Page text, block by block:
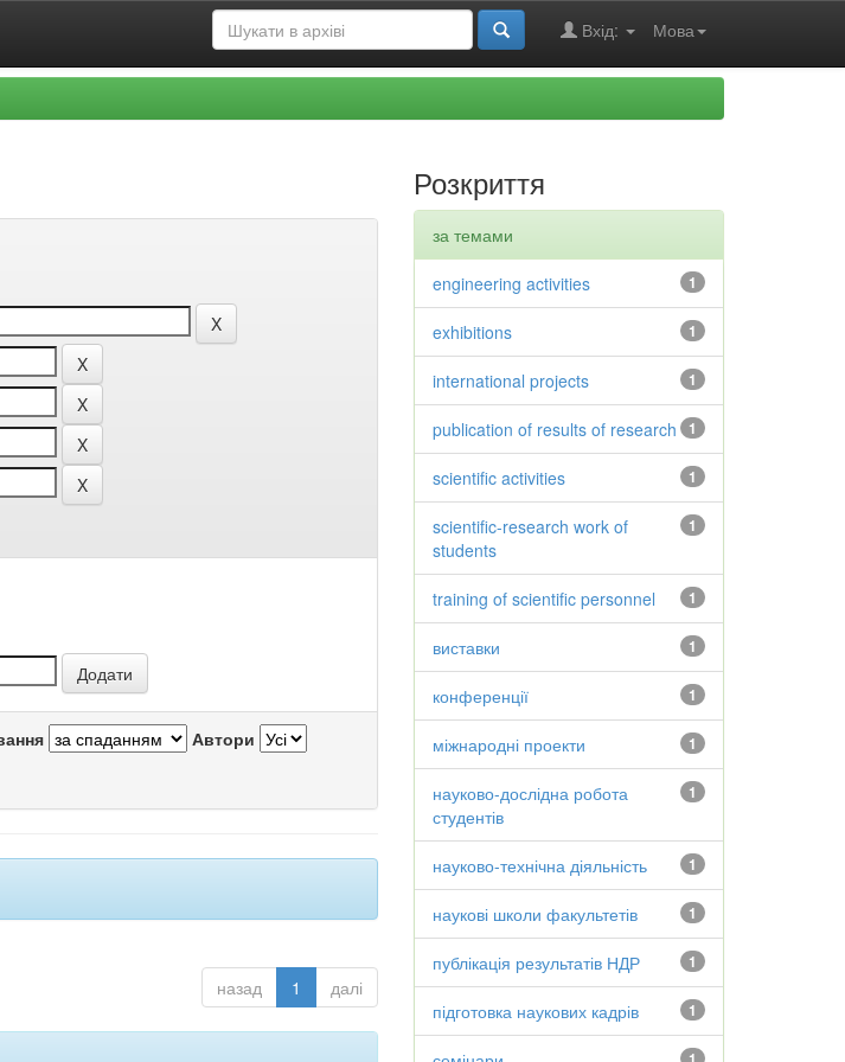
Мова
Вхід:
Автори
назад 1 далі
Розкриття
за темами
1
engineering activities
1
exhibitions
1
international projects
1
publication of results of research
1
scientific activities
1
scientific-research work of
students
1
training of scientific personnel
1
виставки
1
конференції
1
міжнародні проекти
1
науково-дослідна робота
студентів
1
науково-технічна діяльність
1
наукові школи факультетів
1
публікація результатів НДР
1
підготовка наукових кадрів